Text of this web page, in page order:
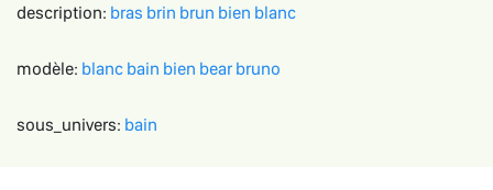
description: bras brin brun bien blanc
modèle: blanc bain bien bear bruno
sous_univers: bain